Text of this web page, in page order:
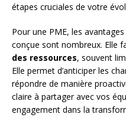
étapes cruciales de votre
Pour une PME, les
conçue sont nombreux. Elle
des ressources, souvent
Elle permet d’anticiper les
répondre de manière
claire à partager avec vos
engagement dans la